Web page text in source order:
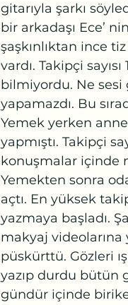
gitarıyla şarkı
bir arkadaşı Ece’
şaşkınlıktan ince
vardı. Takipçi
bilmiyordu. Ne
yapamazdı. Bu
Yemek yerken
yapmıştı. Takipçi
konuşmalar içinde
Yemekten sonra
açtı. En yüksek
yazmaya başladı.
makyaj
püskürttü. Gözleri
yazıp durdu bütün
gündür içinde